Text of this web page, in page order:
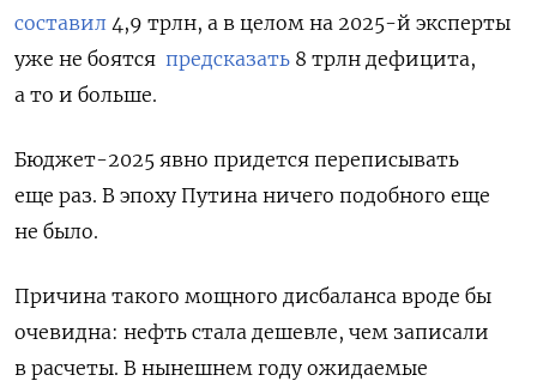
составил 4,9 трлн, а в целом на 2025-й эксперты
уже не боятся предсказать 8 трлн дефицита,
а то и больше.
Бюджет-2025 явно придется переписывать
еще раз. В эпоху Путина ничего подобного еще
не было.
Причина такого мощного дисбаланса вроде бы
очевидна: нефть стала дешевле, чем записали
в расчеты. В нынешнем году ожидаемые